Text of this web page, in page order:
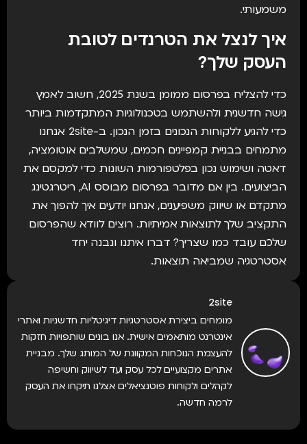
משמעותי.
איך לנצל את הטרנדים לטובת
העסק שלך?
כדי להצליח בפרסום ממומן בשנת 2025, חשוב לאמץ
גישה חדשנית ולהשתמש בטכנולוגיות המתקדמות ביותר
כדי להגיע ללקוחות הנכונים בזמן הנכון. ב-2site אנחנו
מתמחים בבניית קמפיינים חכמים, שמשלבים אוטומציה,
דאטה ושימוש נכון בפלטפורמות השונות כדי למקסם את
הביצועים. בין אם מדובר בפרסום מבוסס AI, ריטרגטינג
מתקדם או שיווק משפיענים, אנחנו יודעים איך להפוך את
התקציב שלך לתוצאות אמיתיות. רוצים לוודא שהפרסום
שלכם עובד כמו שצריך? דברו איתנו ונבנה יחד
אסטרטגיה שמביאה תוצאות.
2site
מומחים ביצירת אסטרטגיות דיגיטליות חדשניות ואתרי
אינטרנט מותאמים אישית. אנו בונים שותפויות חזקות
להעצמת הנוכחות המקוונת של המותג שלך. מבניית
אתרים מקצועיים לכל עסק ועד לשיווק וחשיפה
לקהלים ולקוחות פוטנציאלים אצלנו תיקחו את העסק
לרמה חדשה.